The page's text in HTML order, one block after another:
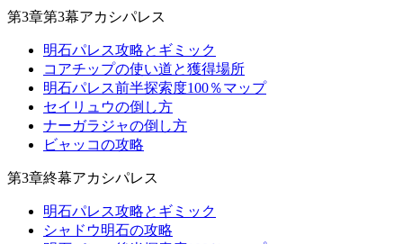
第3章第3幕アカシパレス
明石パレス攻略とギミック
コアチップの使い道と獲得場所
明石パレス前半探索度100％マップ
セイリュウの倒し方
ナーガラジャの倒し方
ビャッコの攻略
第3章終幕アカシパレス
明石パレス攻略とギミック
シャドウ明石の攻略